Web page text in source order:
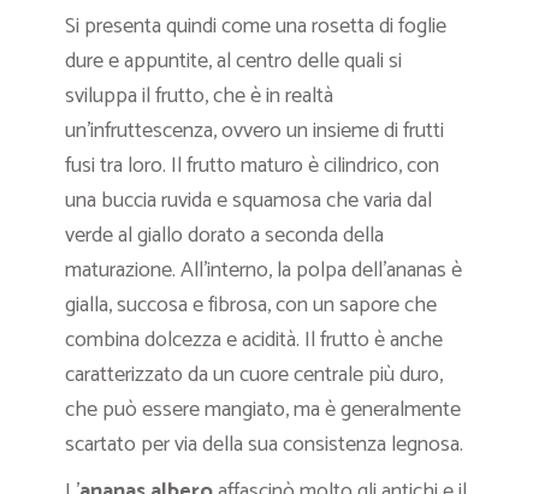
Si presenta quindi come una rosetta di foglie
dure e appuntite, al centro delle quali si
sviluppa il frutto, che è in realtà
un’infruttescenza, ovvero un insieme di frutti
fusi tra loro. Il frutto maturo è cilindrico, con
una buccia ruvida e squamosa che varia dal
verde al giallo dorato a seconda della
maturazione. All’interno, la polpa dell’ananas è
gialla, succosa e fibrosa, con un sapore che
combina dolcezza e acidità. Il frutto è anche
caratterizzato da un cuore centrale più duro,
che può essere mangiato, ma è generalmente
scartato per via della sua consistenza legnosa.